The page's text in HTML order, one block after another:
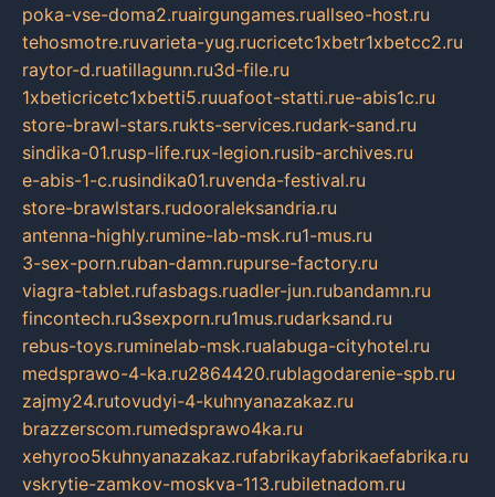
poka-vse-doma2.ruairgungames.ruallseo-host.ru
tehosmotre.ruvarieta-yug.rucricetc1xbetr1xbetcc2.ru
raytor-d.ruatillagunn.ru3d-file.ru
1xbeticricetc1xbetti5.ruuafoot-statti.rue-abis1c.ru
store-brawl-stars.rukts-services.rudark-sand.ru
sindika-01.rusp-life.rux-legion.rusib-archives.ru
e-abis-1-c.rusindika01.ruvenda-festival.ru
store-brawlstars.rudooraleksandria.ru
antenna-highly.rumine-lab-msk.ru1-mus.ru
3-sex-porn.ruban-damn.rupurse-factory.ru
viagra-tablet.rufasbags.ruadler-jun.rubandamn.ru
fincontech.ru3sexporn.ru1mus.rudarksand.ru
rebus-toys.ruminelab-msk.rualabuga-cityhotel.ru
medsprawo-4-ka.ru2864420.rublagodarenie-spb.ru
zajmy24.rutovudyi-4-kuhnyanazakaz.ru
brazzerscom.rumedsprawo4ka.ru
xehyroo5kuhnyanazakaz.rufabrikayfabrikaefabrika.ru
vskrytie-zamkov-moskva-113.rubiletnadom.ru